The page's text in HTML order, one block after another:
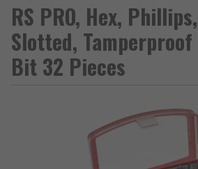
RS PRO, Hex,
Slotted,
Bit 32 Pieces